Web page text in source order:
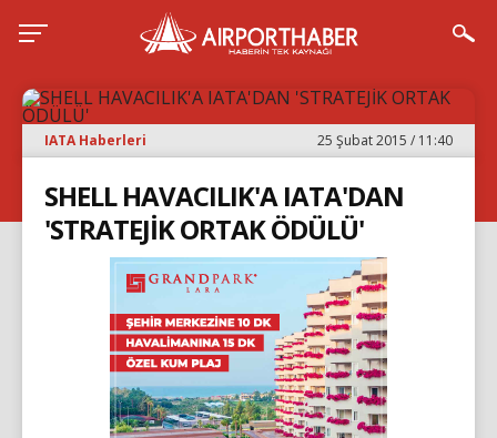
IATA Haberleri 25 Şubat 2015 / 11:40
SHELL HAVACILIK'A IATA'DAN
'STRATEJİK ORTAK ÖDÜLÜ'